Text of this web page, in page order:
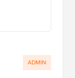
ADMIN